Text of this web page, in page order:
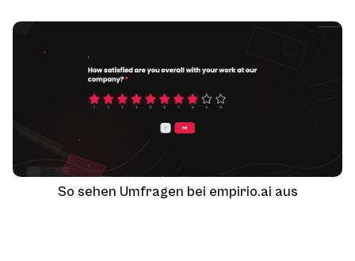
So sehen Umfragen bei empirio.ai aus